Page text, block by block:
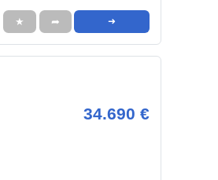
★ ➦ ➜
34.690 €